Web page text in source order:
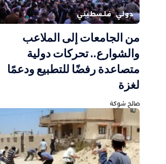
دولي فلسطيني
من الجامعات إلى الملاعب
والشوارع.. تحركات دولية
متصاعدة رفضًا للتطبيع ودعمًا
لغزة
صالح شوكة